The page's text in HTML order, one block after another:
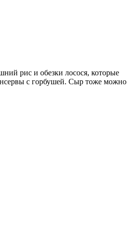
рис и обезки лосося, которые
с горбушей. Сыр тоже можно